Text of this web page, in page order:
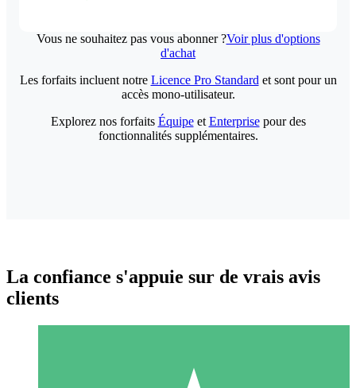
Vous ne souhaitez pas vous abonner ?Voir plus d'options
d'achat
Les forfaits incluent notre Licence Pro Standard et sont pour un
accès mono-utilisateur.
Explorez nos forfaits Équipeet Enterprisepour des
fonctionnalités supplémentaires.
La confiance s'appuie sur de vrais avis
clients